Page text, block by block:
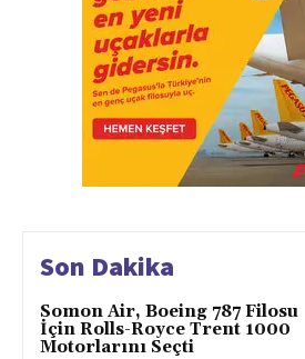
Son Dakika
Somon Air, Boeing 787 Filosu
İçin Rolls-Royce Trent 1000
Motorlarını Seçti